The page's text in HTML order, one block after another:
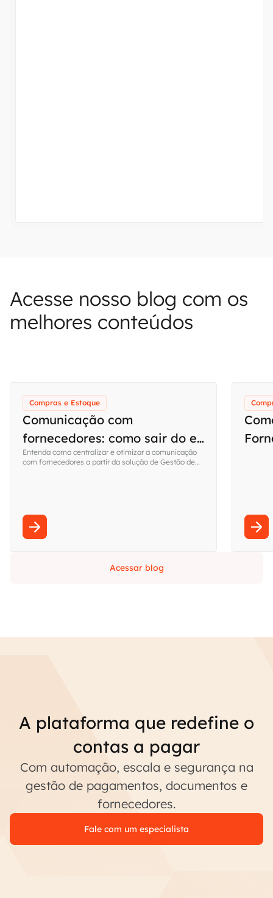
Acesse nosso blog com os
melhores conteúdos
Compras e Estoque
Comunicação com
fornecedores: como sair do e-
mail e ganhar controle sobre
Entenda como centralizar e otimizar a comunicação
com fornecedores a partir da solução de Gestão de
Acessar blog
A plataforma que redefine o
contas a pagar
Com automação, escala e segurança na
gestão de pagamentos, documentos e
fornecedores.
Fale com um especialista